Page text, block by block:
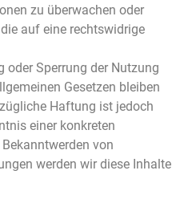
zu überwachen oder
auf eine rechtswidrige
oder Sperrung der Nutzung
Gesetzen bleiben
Haftung ist jedoch
einer konkreten
von
werden wir diese Inhalte